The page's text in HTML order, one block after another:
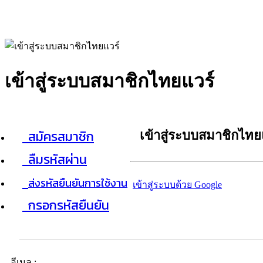
เข้าสู่ระบบสมาชิกไทยแวร์
สมัครสมาชิก
ลืมรหัสผ่าน
ส่งรหัสยืนยันการใช้งาน
กรอกรหัสยืนยัน
เข้าสู่ระบบสมาชิกไท
เข้าสู่ระบบด้วย Google